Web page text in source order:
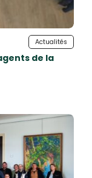
Actualités
de la